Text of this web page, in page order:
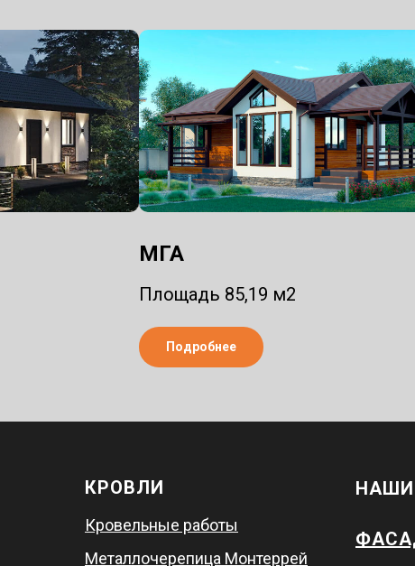
МГА
Площадь 85,19 м2
Подробнее
КРОВЛИ
Кровельные работы
Металлочерепица Монтеррей
НАШИ